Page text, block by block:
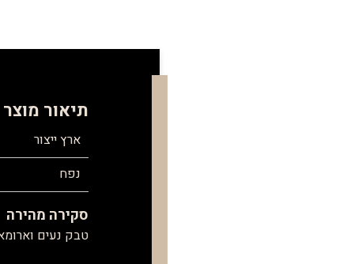
תיאור מוצר
ארץ ייצור
נפח
סקירה מהירה
טבק נעים